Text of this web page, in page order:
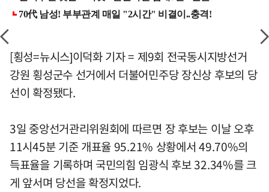
[횡성=뉴시스]이덕화 기자 = 제9회 전국동시지방선거
강원 횡성군수 선거에서 더불어민주당 장신상 후보의 당
선이 확정됐다.
3일 중앙선거관리위원회에 따르면 장 후보는 이날 오후
11시45분 기준 개표율 95.21% 상황에서 49.70%의
득표율을 기록하며 국민의힘 임광식 후보 32.34%를 크
게 앞서며 당선을 확정지었다.